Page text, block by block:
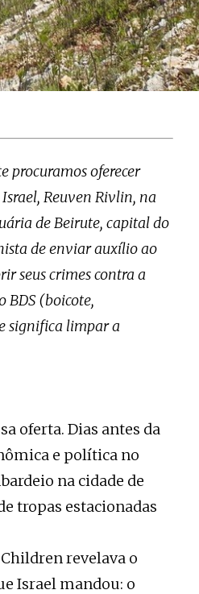
procuramos oferecer
Reuven Rivlin, na
de Beirute, capital do
de enviar auxílio ao
seus crimes contra a
BDS (boicote,
significa limpar a
oferta. Dias antes da
e política no
na cidade de
tropas estacionadas
revelava o
Israel mandou: o